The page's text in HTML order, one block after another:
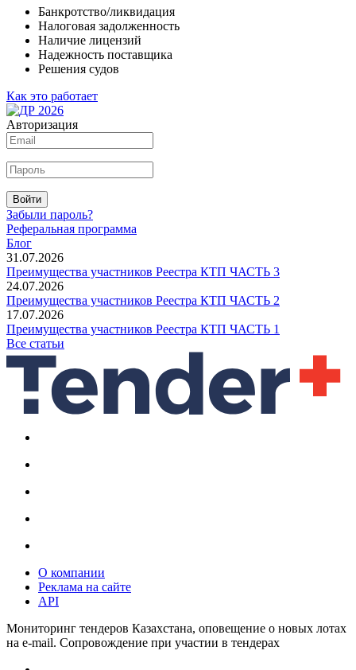
Банкротство/ликвидация
Налоговая задолженность
Наличие лицензий
Надежность поставщика
Решения судов
Как это работает
Авторизация
Войти
Забыли пароль?
Реферальная программа
Блог
31.07.2026
Преимущества участников Реестра КТП ЧАСТЬ 3
24.07.2026
Преимущества участников Реестра КТП ЧАСТЬ 2
17.07.2026
Преимущества участников Реестра КТП ЧАСТЬ 1
Все статьи
О компании
Реклама на сайте
API
Мониторинг тендеров Казахстана, оповещение о новых лотах
на e-mail. Сопровождение при участии в тендерах